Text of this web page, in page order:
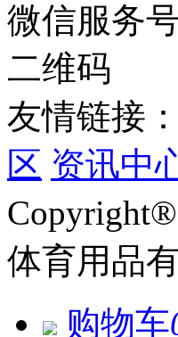
友情链接：
区 资讯中
体育用品
购物车